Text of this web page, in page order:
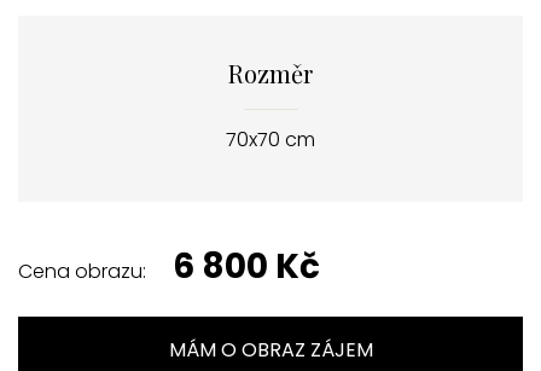
Rozměr
70x70 cm
Cena obrazu: 6 800 Kč
MÁM O OBRAZ ZÁJEM